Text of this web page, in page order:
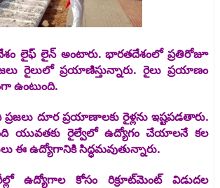
లైఫ్ లైన్ అంటారు. భారతదేశంలో ప్రతిరోజూ
రైలులో ప్రయాణిస్తున్నారు. రైలు ప్రయాణం
ఉంటుంది.
దూర ప్రయాణాలకు రైళ్లను ఇష్టపడతారు.
రైల్వేలో ఉద్యోగం చేయాలనే కల
ఈ ఉద్యోగానికి సిద్ధమవుతున్నారు.
ఉద్యోగాల కోసం రిక్రూట్‌మెంట్ విడుదల